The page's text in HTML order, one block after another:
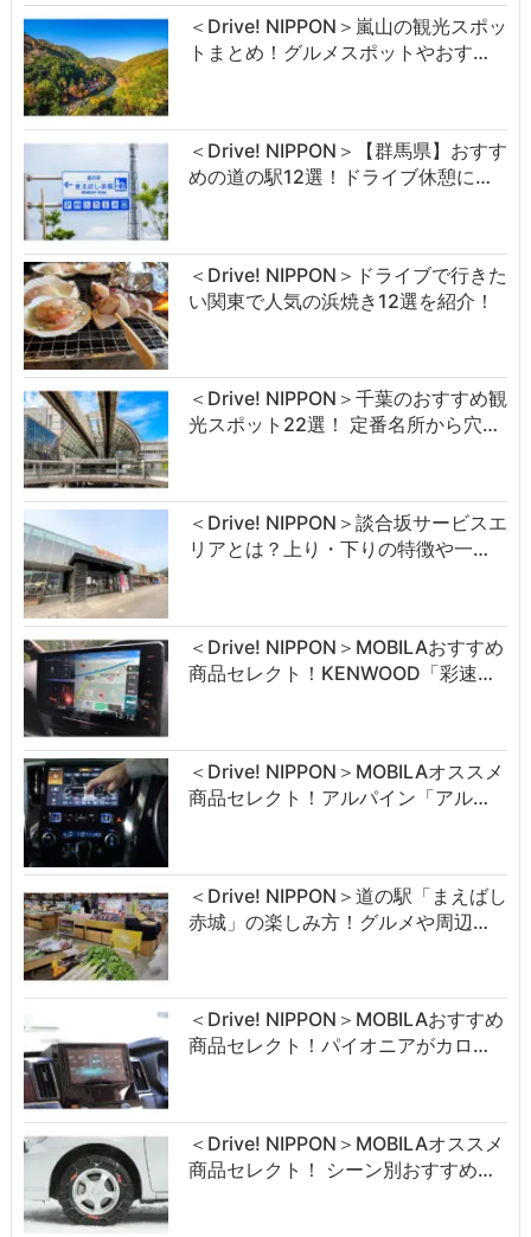
＜Drive! NIPPON＞嵐山の観光スポッ
トまとめ！グルメスポットやおす…
＜Drive! NIPPON＞【群馬県】おすす
めの道の駅12選！ドライブ休憩に…
＜Drive! NIPPON＞ドライブで行きた
い関東で人気の浜焼き12選を紹介！
＜Drive! NIPPON＞千葉のおすすめ観
光スポット22選！ 定番名所から穴…
＜Drive! NIPPON＞談合坂サービスエ
リアとは？上り・下りの特徴や一…
＜Drive! NIPPON＞MOBILAおすすめ
商品セレクト！KENWOOD「彩速…
＜Drive! NIPPON＞MOBILAオススメ
商品セレクト！アルパイン「アル…
＜Drive! NIPPON＞道の駅「まえばし
赤城」の楽しみ方！グルメや周辺…
＜Drive! NIPPON＞MOBILAおすすめ
商品セレクト！パイオニアがカロ…
＜Drive! NIPPON＞MOBILAオススメ
商品セレクト！ シーン別おすすめ…